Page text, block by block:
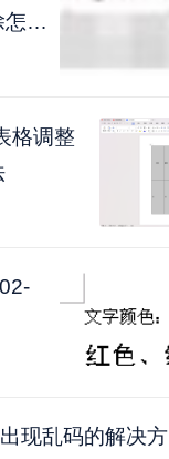
么
格调整
现乱码的解决方